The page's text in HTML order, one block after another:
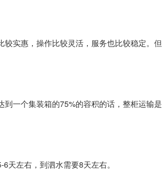
实惠，操作比较灵活，服务也比较稳定。
一个集装箱的75%的容积的话，整柜运输
天左右，到泗水需要8天左右。